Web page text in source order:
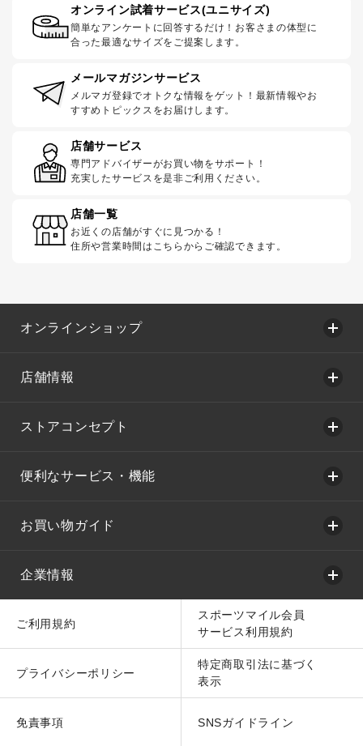
オンライン試着サービス(ユニサイズ)
簡単なアンケートに回答するだけ！お客さまの体型に
合った最適なサイズをご提案します。
メールマガジンサービス
メルマガ登録でオトクな情報をゲット！最新情報やお
すすめトピックスをお届けします。
店舗サービス
専門アドバイザーがお買い物をサポート！
充実したサービスを是非ご利用ください。
店舗一覧
お近くの店舗がすぐに見つかる！
住所や営業時間はこちらからご確認できます。
オンラインショップ
店舗情報
ストアコンセプト
便利なサービス・機能
お買い物ガイド
企業情報
ご利用規約
スポーツマイル会員
サービス利用規約
プライバシーポリシー
特定商取引法に基づく
表示
免責事項 SNSガイドライン